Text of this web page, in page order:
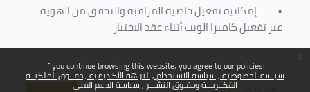
If you continue browsing this website, you agree to our policies:
سياسة الخصوصية سياسة الاستخدام النزاهة الأكاديمية حقــوق الملكيــة
الفكــريـــة وحقـوق النشـــر سياسة الدعم الفني
• إمكانية تفعيل خاصية المراقبة والتحقق من الهوية
عبر تفعيل كاميرا الويب أثناء عقد الاختبار